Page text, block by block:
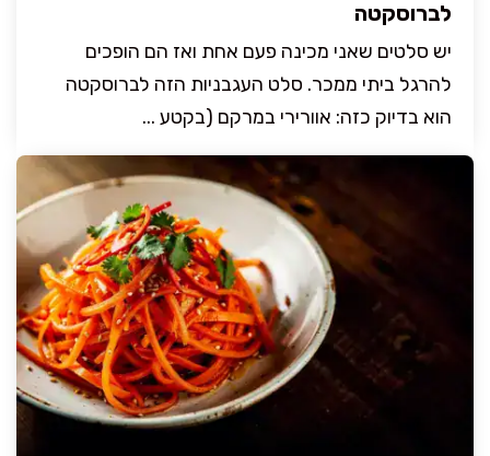
לברוסקטה
יש סלטים שאני מכינה פעם אחת ואז הם הופכים
להרגל ביתי ממכר. סלט העגבניות הזה לברוסקטה
הוא בדיוק כזה: אוורירי במרקם (בקטע ...